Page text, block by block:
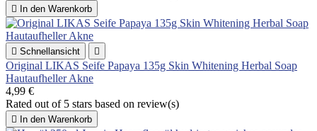
 In den Warenkorb
 Schnellansicht 
Original LIKAS Seife Papaya 135g Skin Whitening Herbal Soap
Hautaufheller Akne
4,99 €
Rated out of 5 stars based on review(s)
 In den Warenkorb